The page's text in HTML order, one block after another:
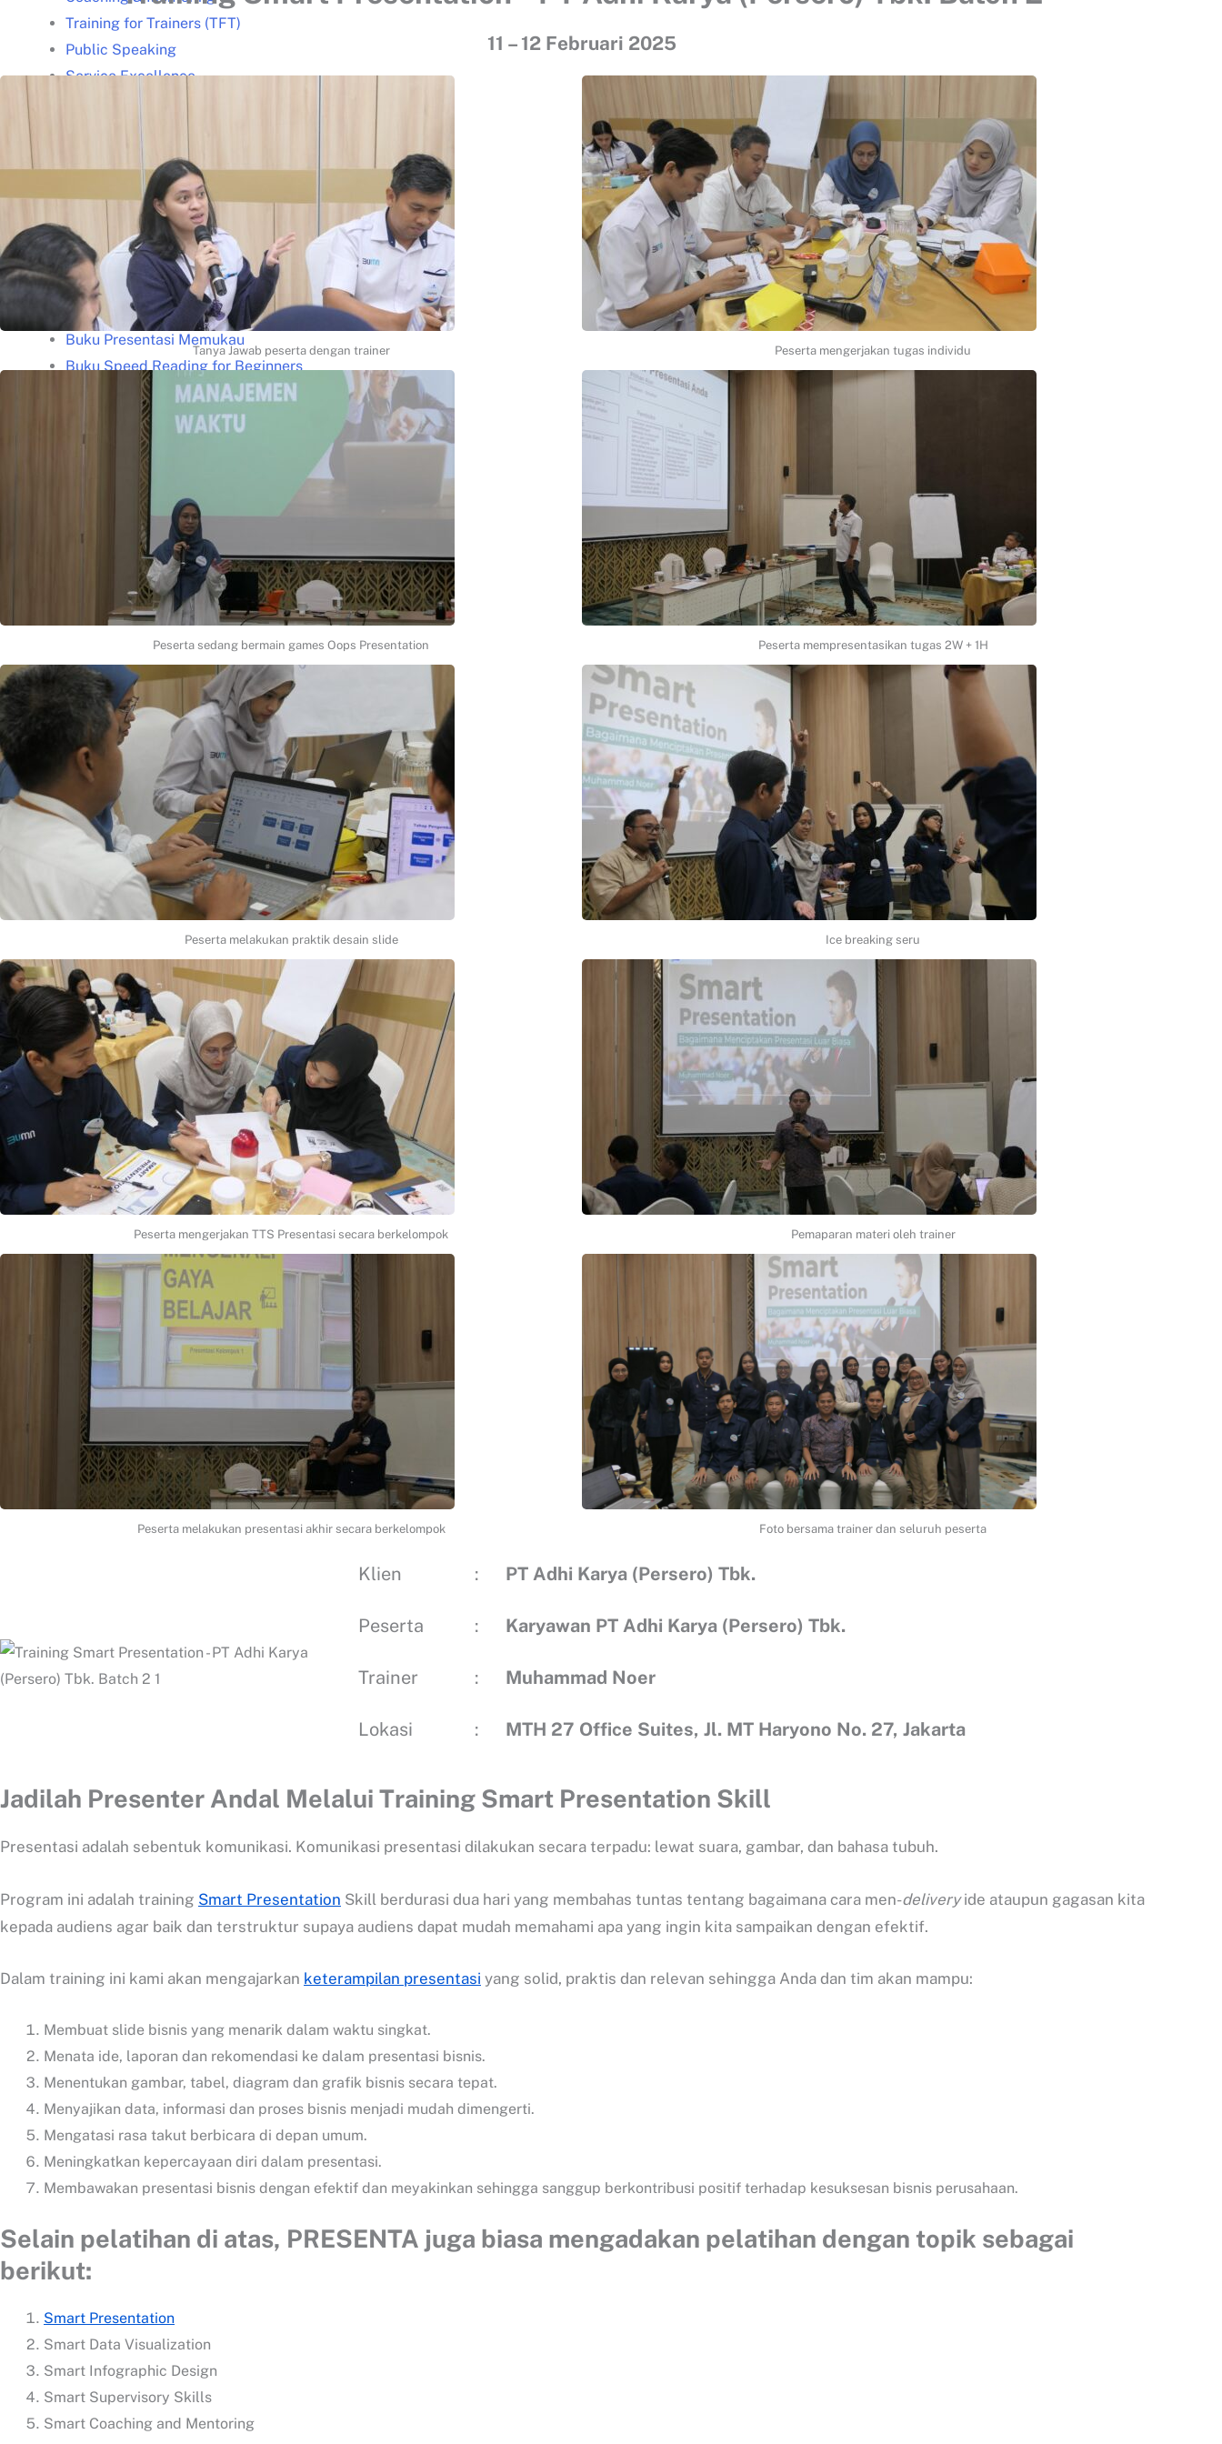
Training for Trainers (TFT)
Public Speaking
Service Excellence
Mind Mapping
Team Building & Synergy
Download Proposal
Presenta Academy
Buku Gratis
Buku Leadership Gratis
Buku Presentasi Memukau
Buku Speed Reading for Beginners
11 – 12 Februari 2025
Tanya Jawab peserta dengan trainer Peserta mengerjakan tugas individu
Peserta sedang bermain games Oops Presentation Peserta mempresentasikan tugas 2W + 1H
Peserta melakukan praktik desain slide Ice breaking seru
Peserta mengerjakan TTS Presentasi secara berkelompok Pemaparan materi oleh trainer
Peserta melakukan presentasi akhir secara berkelompok Foto bersama trainer dan seluruh peserta
Klien : PT Adhi Karya (Persero) Tbk.
Peserta : Karyawan PT Adhi Karya (Persero) Tbk.
Trainer : Muhammad Noer
Lokasi : MTH 27 Office Suites, Jl. MT Haryono No. 27, Jakarta
Jadilah Presenter Andal Melalui Training Smart Presentation Skill
Presentasi adalah sebentuk komunikasi. Komunikasi presentasi dilakukan secara terpadu: lewat suara, gambar, dan bahasa tubuh.
Program ini adalah training Smart Presentation Skill berdurasi dua hari yang membahas tuntas tentang bagaimana cara men-deliveryide ataupun gagasan kita
kepada audiens agar baik dan terstruktur supaya audiens dapat mudah memahami apa yang ingin kita sampaikan dengan efektif.
Dalam training ini kami akan mengajarkan keterampilan presentasi yang solid, praktis dan relevan sehingga Anda dan tim akan mampu:
Membuat slide bisnis yang menarik dalam waktu singkat.
Menata ide, laporan dan rekomendasi ke dalam presentasi bisnis.
Menentukan gambar, tabel, diagram dan grafik bisnis secara tepat.
Menyajikan data, informasi dan proses bisnis menjadi mudah dimengerti.
Mengatasi rasa takut berbicara di depan umum.
Meningkatkan kepercayaan diri dalam presentasi.
Membawakan presentasi bisnis dengan efektif dan meyakinkan sehingga sanggup berkontribusi positif terhadap kesuksesan bisnis perusahaan.
Selain pelatihan di atas, PRESENTA juga biasa mengadakan pelatihan dengan topik sebagai
berikut:
Smart Presentation
Smart Data Visualization
Smart Infographic Design
Smart Supervisory Skills
Smart Coaching and Mentoring